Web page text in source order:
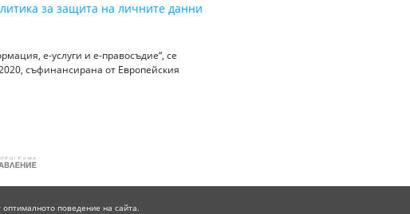
за защита на личните данни
е-услуги и е-правосъдие“, се
съфинансирана от Европейския
оптималното поведение на сайта.